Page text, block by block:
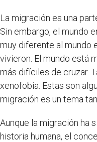
La migración es una
Sin embargo, el mundo
muy diferente al mundo
vivieron. El mundo está
más difíciles de cruzar.
xenofobia. Estas son
migración es un tema
Aunque la migración ha
historia humana, el